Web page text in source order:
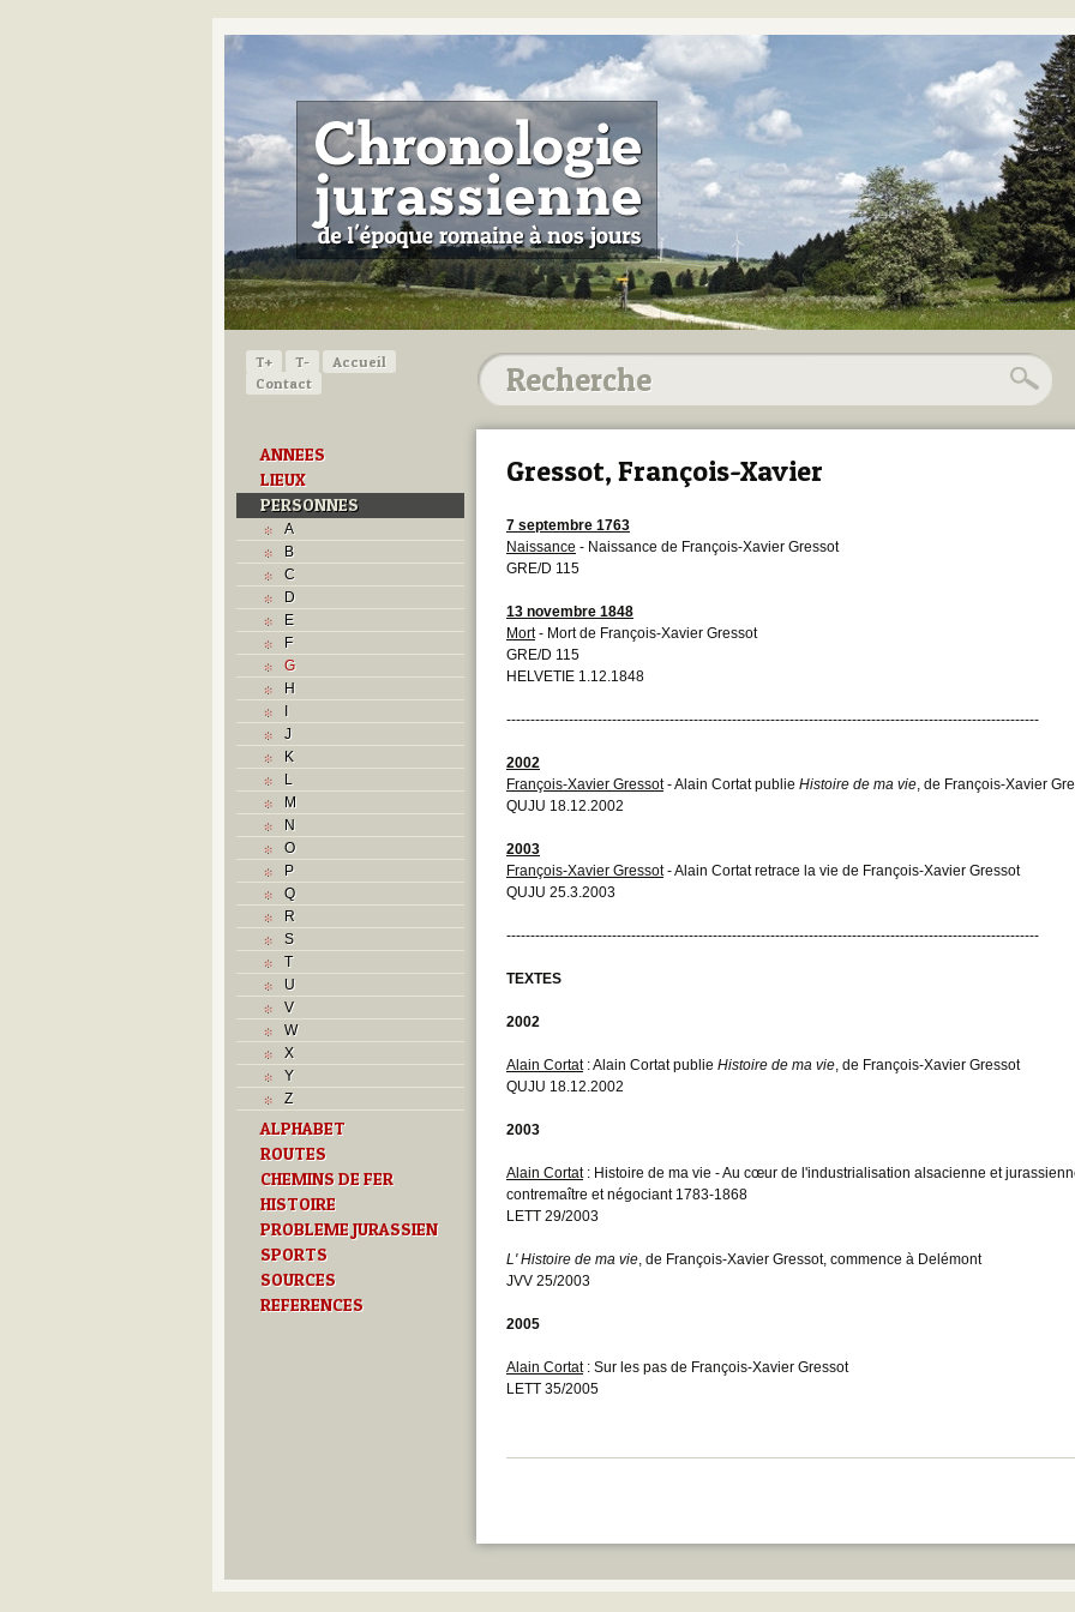
T+ T-
Accueil
Contact
ANNEES
LIEUX
PERSONNES
A
B
C
D
E
F
G
H
I
J
K
L
M
N
O
P
Q
R
S
T
U
V
W
X
Y
Z
ALPHABET
ROUTES
CHEMINS DE FER
HISTOIRE
PROBLEME JURASSIEN
SPORTS
SOURCES
REFERENCES
Gressot, François-Xavier
7 septembre 1763
Naissance - Naissance de François-Xavier Gressot
GRE/D 115
13 novembre 1848
Mort- Mort de François-Xavier Gressot
GRE/D 115
HELVETIE 1.12.1848
---------------------------------------------------------------------------------------------------------------
2002
François-Xavier Gressot- Alain Cortat publie Histoire de ma vie , de François-Xavier
QUJU 18.12.2002
2003
François-Xavier Gressot- Alain Cortat retrace la vie de François-Xavier Gressot
QUJU 25.3.2003
---------------------------------------------------------------------------------------------------------------
TEXTES
2002
Alain Cortat: Alain Cortat publie Histoire de ma vie , de François-Xavier Gressot
QUJU 18.12.2002
2003
Alain Cortat: Histoire de ma vie - Au cœur de l'industrialisation alsacienne et
contremaître et négociant 1783-1868
LETT 29/2003
L' Histoire de ma vie , de François-Xavier Gressot, commence à Delémont
JVV 25/2003
2005
Alain Cortat: Sur les pas de François-Xavier Gressot
LETT 35/2005